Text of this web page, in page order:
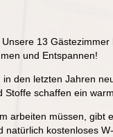
13 Gästezimmer
und Entspannen!
in den letzten Jahren
Stoffe schaffen ein
arbeiten müssen, gibt
natürlich kostenloses